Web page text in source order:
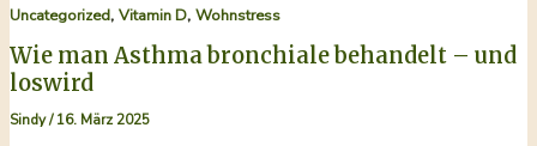
Uncategorized, Vitamin D, Wohnstress
Wie man Asthma bronchiale behandelt – und
loswird
Sindy/16. März 2025